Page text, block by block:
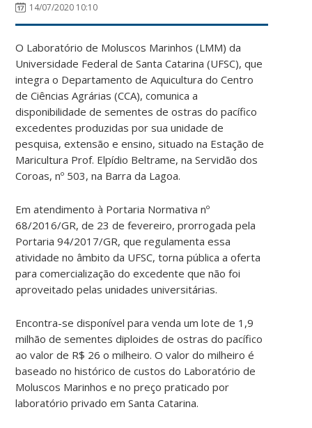
14/07/2020 10:10
O Laboratório de Moluscos Marinhos (LMM) da
Universidade Federal de Santa Catarina (UFSC), que
integra o Departamento de Aquicultura do Centro
de Ciências Agrárias (CCA), comunica a
disponibilidade de sementes de ostras do pacífico
excedentes produzidas por sua unidade de
pesquisa, extensão e ensino, situado na Estação de
Maricultura Prof. Elpídio Beltrame, na Servidão dos
Coroas, nº 503, na Barra da Lagoa.
Em atendimento à Portaria Normativa nº
68/2016/GR, de 23 de fevereiro, prorrogada pela
Portaria 94/2017/GR, que regulamenta essa
atividade no âmbito da UFSC, torna pública a oferta
para comercialização do excedente que não foi
aproveitado pelas unidades universitárias.
Encontra-se disponível para venda um lote de 1,9
milhão de sementes diploides de ostras do pacífico
ao valor de R$ 26 o milheiro. O valor do milheiro é
baseado no histórico de custos do Laboratório de
Moluscos Marinhos e no preço praticado por
laboratório privado em Santa Catarina.